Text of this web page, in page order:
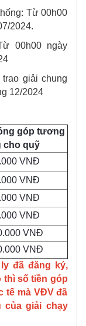
Từ 00h00
2024.
00h00 ngày
giải chung
12/2024
góp tương
cho quỹ
VNĐ
VNĐ
VNĐ
VNĐ
VNĐ
VNĐ
đã đăng ký,
thì số tiền góp
mà VĐV đã
của giải chạy